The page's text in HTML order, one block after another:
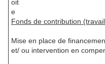
Fonds de contribution
Mise en place de
et/ ou intervention en